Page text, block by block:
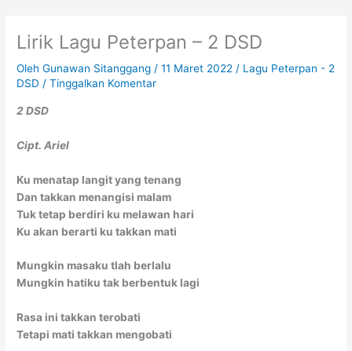
Lirik Lagu Peterpan – 2 DSD
OlehGunawan Sitanggang /11 Maret 2022 / Lagu Peterpan - 2
DSD /Tinggalkan Komentar
2 DSD
Cipt. Ariel
Ku menatap langit yang tenang
Dan takkan menangisi malam
Tuk tetap berdiri ku melawan hari
Ku akan berarti ku takkan mati
Mungkin masaku tlah berlalu
Mungkin hatiku tak berbentuk lagi
Rasa ini takkan terobati
Tetapi mati takkan mengobati